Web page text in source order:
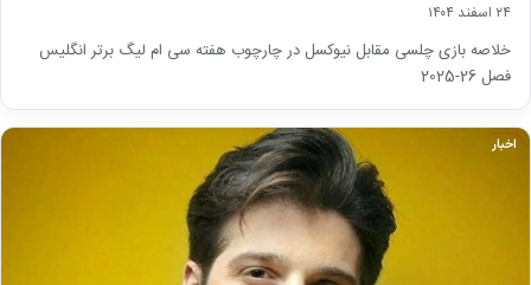
۲۴ اسفند ۱۴۰۴
خلاصه بازی چلسی مقابل نیوکسل در چارچوب هفته سی ام لیگ برتر انگلیس
فصل 26-2025
اخبار